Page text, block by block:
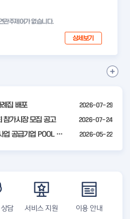
관주제어가 없습니다.
상세보기
집 배포 2026-07-29
가시장 모집 공고 2026-07-24
2026년 클린제조환경조성 사업 공급기업 POOL 안내 2026-05-22
공
항
보
기
담 서비스 지원 이용 안내